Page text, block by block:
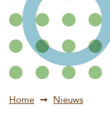
Home Nieuws